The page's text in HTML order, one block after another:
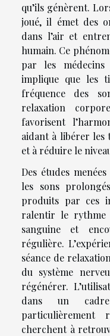
qu’ils génèrent.
joué, il émet des
dans l’air et
humain. Ce
par les médecins
implique que les
fréquence des
relaxation
favorisent
aidant à libérer les
et à réduire le
Des études
les sons
produits par ces
ralentir le rythme
sanguine et
régulière.
séance de
du système
régénérer.
dans un
particulièrement
cherchent à